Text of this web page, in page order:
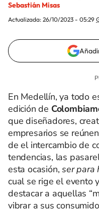
Sebastián Misas
Actualizada: 26/10/2023 - 05:29
En Medellín, ya todo
edición de
que diseñadores,
empresarios se
de el intercambio de
tendencias, las
esta ocasión,ser para
cual se rige el evento
destacar a aquellas
vibrar a sus